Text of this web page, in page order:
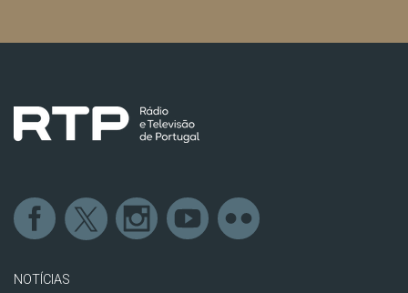
NOTÍCIAS